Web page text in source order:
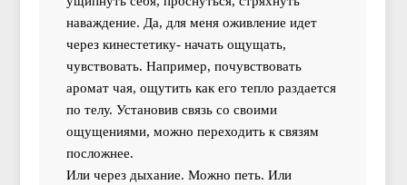
наваждение. Да, для меня оживление идет
через кинестетику- начать ощущать,
чувствовать. Например, почувствовать
аромат чая, ощутить как его тепло раздается
по телу. Установив связь со своими
ощущениями, можно переходить к связям
посложнее.
Или через дыхание. Можно петь. Или